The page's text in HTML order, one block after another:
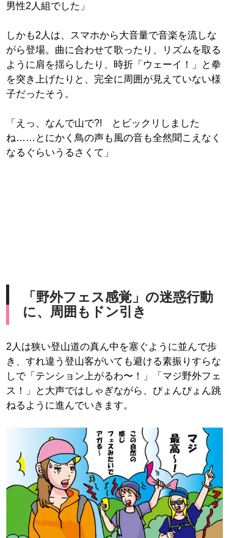
男性2人組でした」
しかも2人は、スマホから大音量で音楽を流しな
がら登場。曲に合わせて歌ったり、リズムを取る
ように肩を揺らしたり、時折「ウェーイ！」と拳
を突き上げたりと、完全に周囲が見えていない様
子だったそう。
「えっ、なんで山で?! とビックリしました
ね……とにかく鳥の声も風の音も全然聞こえなく
なるぐらいうるさくて」
「野外フェス感覚」の迷惑行動
に、周囲もドン引き
2人は狭い登山道の真ん中を塞ぐように並んで歩
き、すれ違う登山客がいても避ける素振りすらな
しで「テンション上がるわ〜！」「マジ野外フェ
ス！」と大声ではしゃぎながら、ぴょんぴょん跳
ねるように進んでいきます。